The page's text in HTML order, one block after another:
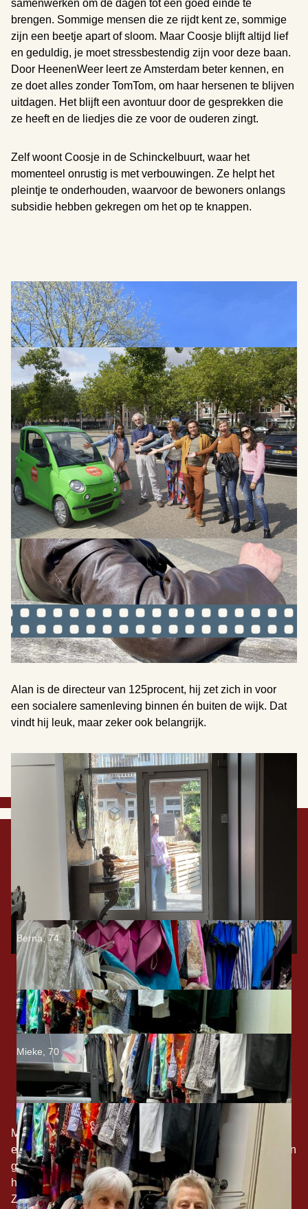
samenwerken om de dagen tot een goed einde te
brengen. Sommige mensen die ze rijdt kent ze, sommige
zijn een beetje apart of sloom. Maar Coosje blijft altijd lief
en geduldig, je moet stressbestendig zijn voor deze baan.
Door HeenenWeer leert ze Amsterdam beter kennen, en
ze doet alles zonder TomTom, om haar hersenen te blijven
uitdagen. Het blijft een avontuur door de gesprekken die
ze heeft en de liedjes die ze voor de ouderen zingt.
Zelf woont Coosje in de Schinckelbuurt, waar het
momenteel onrustig is met verbouwingen. Ze helpt het
pleintje te onderhouden, waarvoor de bewoners onlangs
subsidie hebben gekregen om het op te knappen.
125Procent geven, dat is
Alan zijn motto
Alan is de directeur van 125procent, hij zet zich in voor
een socialere samenleving binnen én buiten de wijk. Dat
vindt hij leuk, maar zeker ook belangrijk.
Mieke en Berna in de kast
Berna, 74
Mieke, 70
Mieke en Berna wonen allebei in de Hoofddorppleinbuurt
en noemen zichzelf ook wel hangouderen. Ze gaan samen
graag naar de snackbar Het Vogeltje, waar ze kind aan
huis zijn. Mieke woont hier nu 6 jaar en Berna al 35 jaar.
Ze hebben een filmclub opgericht, waarmee ze een keer